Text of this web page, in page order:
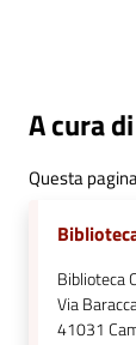
A cura di
Questa
Biblioteca
Via
41031